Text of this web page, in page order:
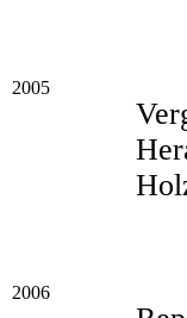
2005
2006